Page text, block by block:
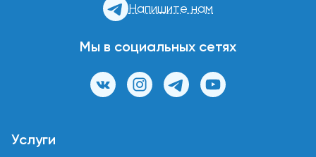
Напишите нам
Мы в социальных сетях
Услуги